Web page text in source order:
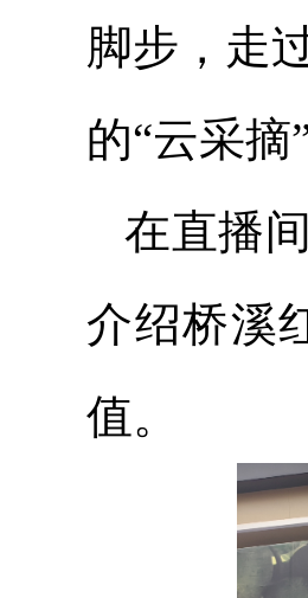
脚步，走
的“云采摘
在直播
介绍桥溪
值。